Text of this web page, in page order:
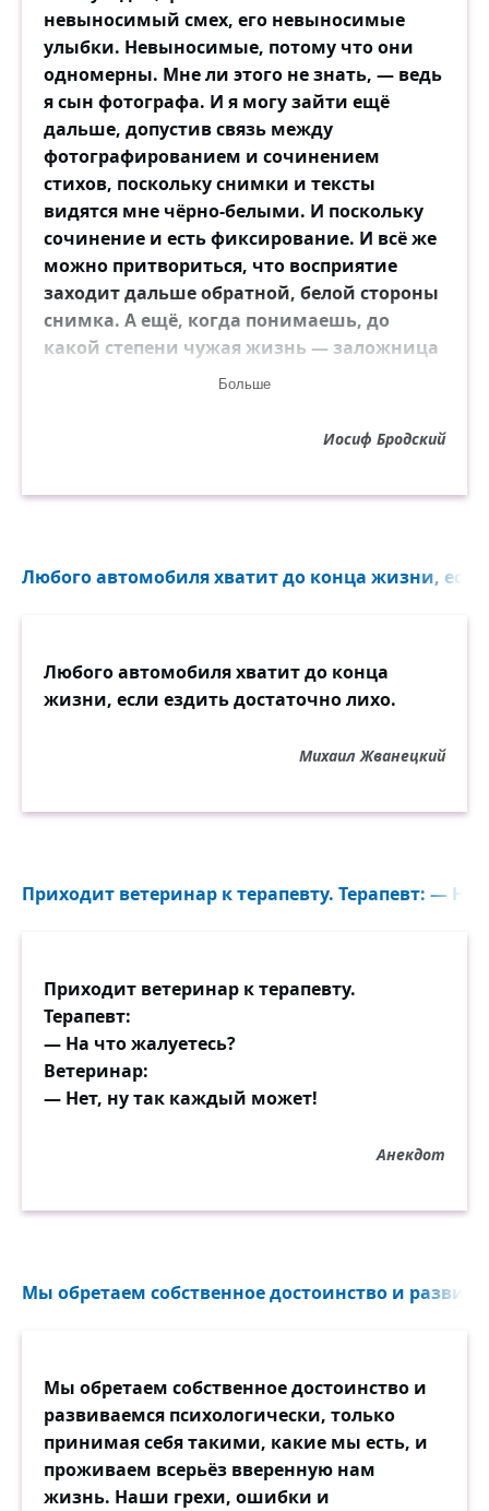
невыносимый смех, его невыносимые
улыбки. Невыносимые, потому что они
одномерны. Мне ли этого не знать, — ведь
я сын фотографа. И я могу зайти ещё
дальше, допустив связь между
фотографированием и сочинением
стихов, поскольку снимки и тексты
видятся мне чёрно-белыми. И поскольку
сочинение и есть фиксирование. И всё же
можно притвориться, что восприятие
заходит дальше обратной, белой стороны
снимка. А ещё, когда понимаешь, до
какой степени чужая жизнь — заложница
твоей памяти, хочется отпрянуть от
Больше
Иосиф Бродский
Любого автомобиля хватит до конца жизни,
Любого автомобиля хватит до конца
жизни, если ездить достаточно лихо.
Михаил Жванецкий
Приходит ветеринар к терапевту. Терапевт: — На
Приходит ветеринар к терапевту.
Терапевт:
— На что жалуетесь?
Ветеринар:
— Нет, ну так каждый может!
Анекдот
Мы обретаем собственное достоинство и
Мы обретаем собственное достоинство и
развиваемся психологически, только
принимая себя такими, какие мы есть, и
проживаем всерьёз вверенную нам
жизнь. Наши грехи, ошибки и